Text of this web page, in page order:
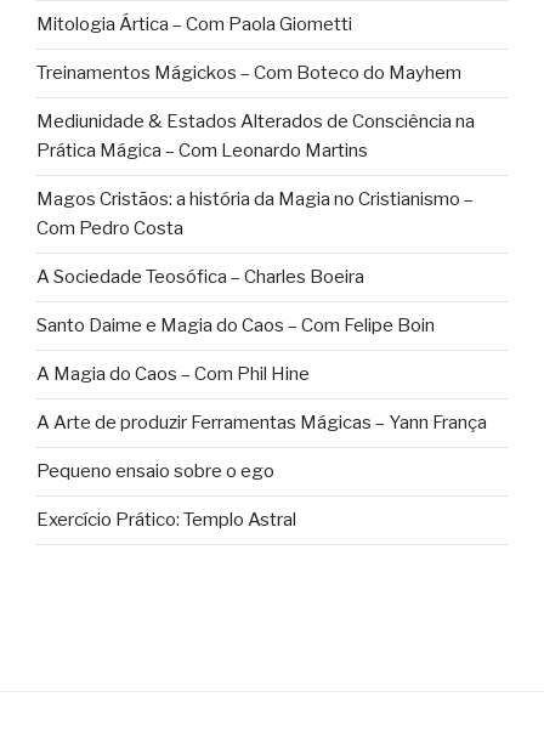
Mitologia Ártica – Com Paola Giometti
Treinamentos Mágickos – Com Boteco do Mayhem
Mediunidade & Estados Alterados de Consciência na
Prática Mágica – Com Leonardo Martins
Magos Cristãos: a história da Magia no Cristianismo –
Com Pedro Costa
A Sociedade Teosófica – Charles Boeira
Santo Daime e Magia do Caos – Com Felipe Boin
A Magia do Caos – Com Phil Hine
A Arte de produzir Ferramentas Mágicas – Yann França
Pequeno ensaio sobre o ego
Exercício Prático: Templo Astral